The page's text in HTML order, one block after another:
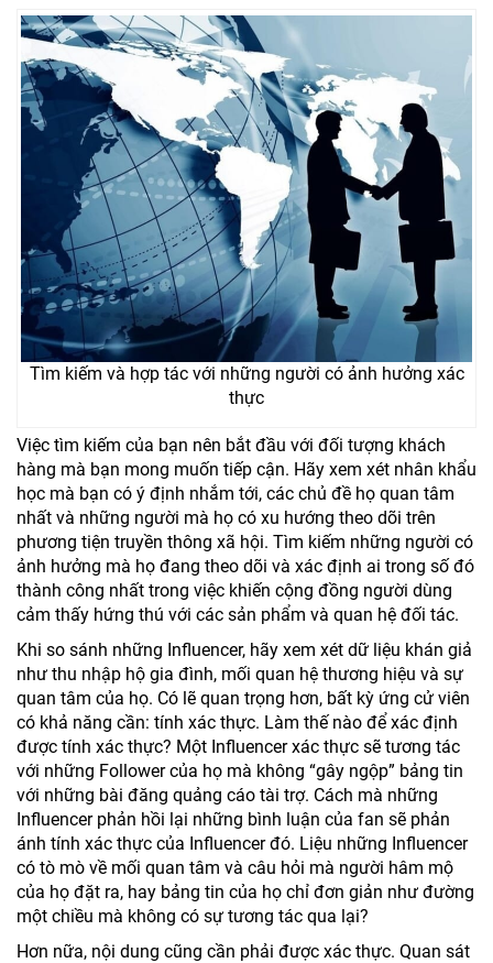
Tìm kiếm và hợp tác với những người có ảnh hưởng xác
thực
Việc tìm kiếm của bạn nên bắt đầu với đối tượng khách
hàng mà bạn mong muốn tiếp cận. Hãy xem xét nhân khẩu
học mà bạn có ý định nhắm tới, các chủ đề họ quan tâm
nhất và những người mà họ có xu hướng theo dõi trên
phương tiện truyền thông xã hội. Tìm kiếm những người có
ảnh hưởng mà họ đang theo dõi và xác định ai trong số đó
thành công nhất trong việc khiến cộng đồng người dùng
cảm thấy hứng thú với các sản phẩm và quan hệ đối tác.
Khi so sánh những Influencer, hãy xem xét dữ liệu khán giả
như thu nhập hộ gia đình, mối quan hệ thương hiệu và sự
quan tâm của họ. Có lẽ quan trọng hơn, bất kỳ ứng cử viên
có khả năng cần: tính xác thực. Làm thế nào để xác định
được tính xác thực? Một Influencer xác thực sẽ tương tác
với những Follower của họ mà không “gây ngộp” bảng tin
với những bài đăng quảng cáo tài trợ. Cách mà những
Influencer phản hồi lại những bình luận của fan sẽ phản
ánh tính xác thực của Influencer đó. Liệu những Influencer
có tò mò về mối quan tâm và câu hỏi mà người hâm mộ
của họ đặt ra, hay bảng tin của họ chỉ đơn giản như đường
một chiều mà không có sự tương tác qua lại?
Hơn nữa, nội dung cũng cần phải được xác thực. Quan sát